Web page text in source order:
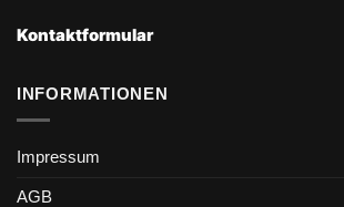
Kontaktformular
INFORMATIONEN
Impressum
AGB